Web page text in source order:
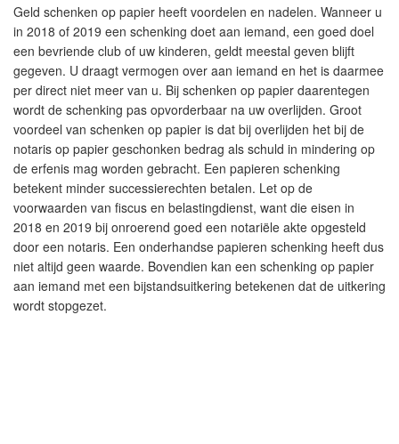
Geld schenken op papier heeft voordelen en nadelen. Wanneer u
in 2018 of 2019 een schenking doet aan iemand, een goed doel
een bevriende club of uw kinderen, geldt meestal geven blijft
gegeven. U draagt vermogen over aan iemand en het is daarmee
per direct niet meer van u. Bij schenken op papier daarentegen
wordt de schenking pas opvorderbaar na uw overlijden. Groot
voordeel van schenken op papier is dat bij overlijden het bij de
notaris op papier geschonken bedrag als schuld in mindering op
de erfenis mag worden gebracht. Een papieren schenking
betekent minder successierechten betalen. Let op de
voorwaarden van fiscus en belastingdienst, want die eisen in
2018 en 2019 bij onroerend goed een notariële akte opgesteld
door een notaris. Een onderhandse papieren schenking heeft dus
niet altijd geen waarde. Bovendien kan een schenking op papier
aan iemand met een bijstandsuitkering betekenen dat de uitkering
wordt stopgezet.